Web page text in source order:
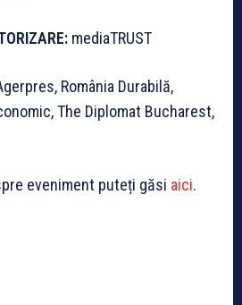
mediaTRUST
România Durabilă,
The Diplomat Bucharest,
eveniment puteți găsi aici.